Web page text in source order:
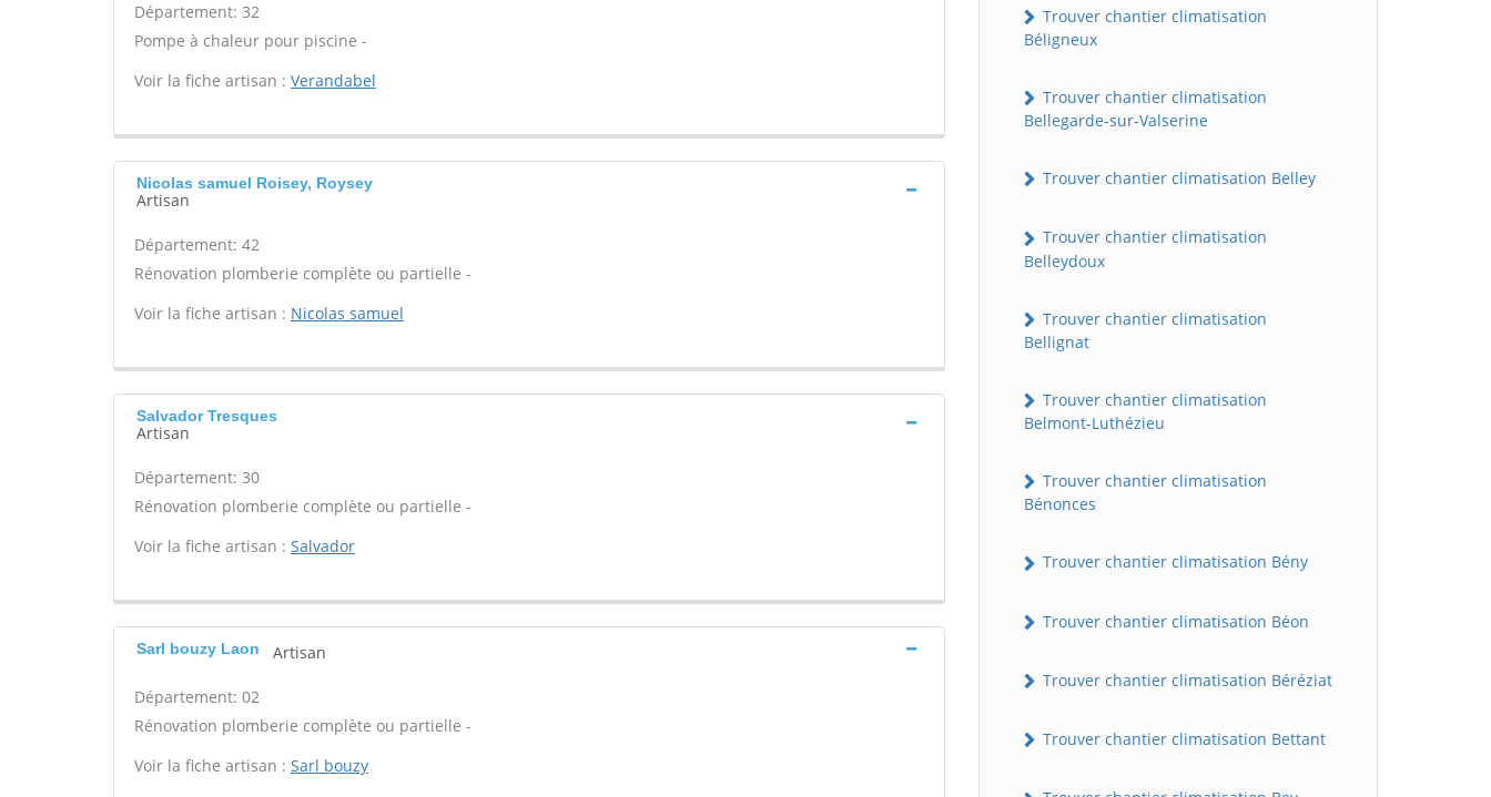
Département: 32
Pompe à chaleur pour piscine -
Voir la fiche artisan : Verandabel
Nicolas samuel Roisey, Roysey
Artisan
Département: 42
Rénovation plomberie complète ou partielle -
Voir la fiche artisan : Nicolas samuel
Salvador Tresques
Artisan
Département: 30
Rénovation plomberie complète ou partielle -
Voir la fiche artisan : Salvador
Sarl bouzy Laon Artisan
Département: 02
Rénovation plomberie complète ou partielle -
Voir la fiche artisan : Sarl bouzy
Trouver chantier climatisation
Béligneux
Trouver chantier climatisation
Bellegarde-sur-Valserine
Trouver chantier climatisation Belley
Trouver chantier climatisation
Belleydoux
Trouver chantier climatisation
Bellignat
Trouver chantier climatisation
Belmont-Luthézieu
Trouver chantier climatisation
Bénonces
Trouver chantier climatisation Bény
Trouver chantier climatisation Béon
Trouver chantier climatisation Béréziat
Trouver chantier climatisation Bettant